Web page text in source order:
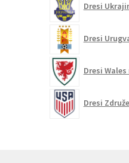
Dresi
Dresi
Dresi
Dresi